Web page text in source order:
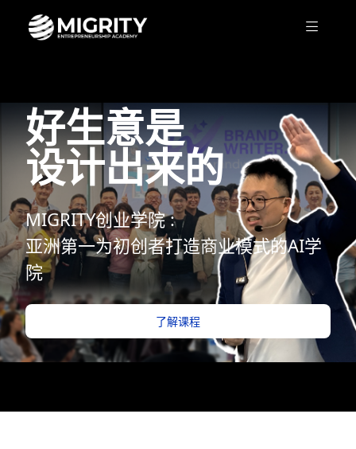
好生意是
设计出来的
MIGRITY创业学院 :
亚洲第一为初创者打造商业模式的AI学
院
了解课程